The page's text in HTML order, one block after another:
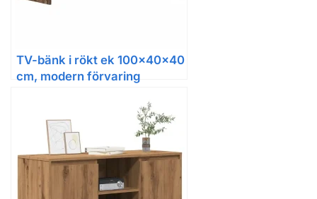
TV-bänk i rökt ek 100x40x40
cm, modern förvaring